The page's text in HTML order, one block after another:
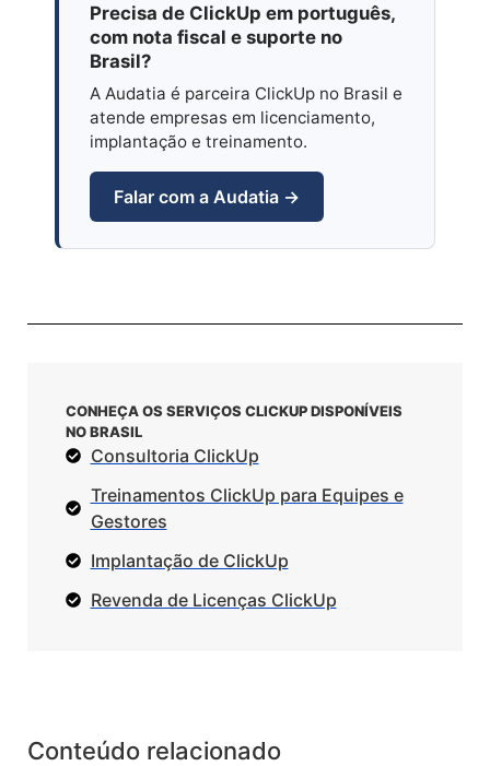
Precisa de ClickUp em português,
com nota fiscal e suporte no
Brasil?
A Audatia é parceira ClickUp no Brasil e
atende empresas em licenciamento,
implantação e treinamento.
Falar com a Audatia →
CONHEÇA OS SERVIÇOS CLICKUP DISPONÍVEIS
NO BRASIL
Consultoria ClickUp
Treinamentos ClickUp para Equipes e
Gestores
Implantação de ClickUp
Revenda de Licenças ClickUp
Conteúdo relacionado